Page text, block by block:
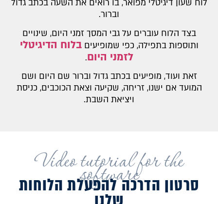
לוח שעון דיגיטלי מפואר, בו רואים את השעה בכתב גדול
וברור.
בצד הלוח עוברים על גבי המסך זמני היום, שינויים
ותוספות בתפילה, כפי שמופיעיםבלוח הדיגיטלי
לזמני היום.
זאת ועוד, מופיעים בכתב גדול וברור שם היום ושם
המועד אם ישנו, זריחה, שקיעה וצאת הכוכבים, כניסת
ויציאת השבת.
Video tutorial for the
software
סרטון הדרכה להפעלת הלוחות